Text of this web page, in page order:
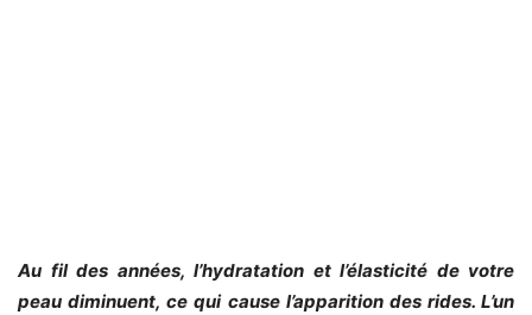
Au fil des années, l’hydratation et l’élasticité de votre
peau diminuent, ce qui cause l’apparition des rides. L’un